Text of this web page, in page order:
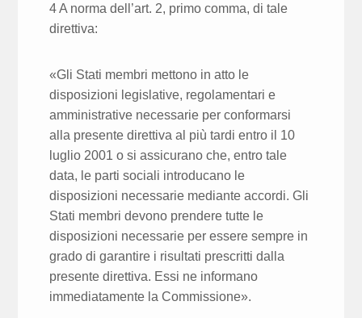
4 A norma dell’art. 2, primo comma, di tale
direttiva:
«Gli Stati membri mettono in atto le
disposizioni legislative, regolamentari e
amministrative necessarie per conformarsi
alla presente direttiva al più tardi entro il 10
luglio 2001 o si assicurano che, entro tale
data, le parti sociali introducano le
disposizioni necessarie mediante accordi. Gli
Stati membri devono prendere tutte le
disposizioni necessarie per essere sempre in
grado di garantire i risultati prescritti dalla
presente direttiva. Essi ne informano
immediatamente la Commissione».